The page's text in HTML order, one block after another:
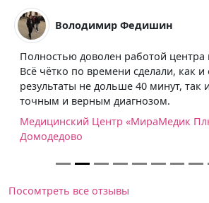
Володимир Федишин
Полностью доволен работой центра
Всё чётко по времени сделали, как
результаты не дольше 40 минут, так
точным и верным диагнозом.
Медицинский Центр «МираМедик
Домодедово
Посомтреть все отзывы